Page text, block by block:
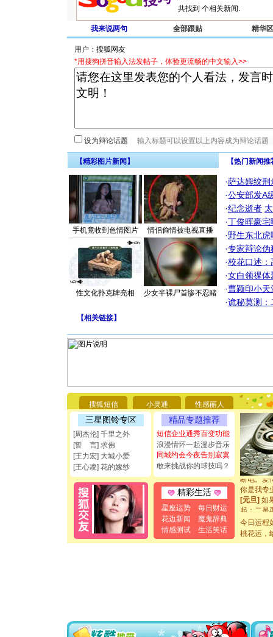
共找到 个相关新闻.
我来说两句 全部跟贴 精华区
用户：
*用搜狗拼音输入法发帖子，体验更流畅的中文输入>>
设为辩论话题
【精彩图片新闻】
手机竟收到色情图片 情侣偷情被电视直播
性文化扑克牌亮相 少女半裸尸首惨不忍睹
【热门新闻
·萨达姆绞刑
·公安部发A
·纪念逝者
·丁俊晖豪
·野生东北
·专家辩论伪
·校花口述：
·女白领祼体
·曹颖印小天
·诡秘莫测：
【相关链接】
搜狐短信 小灵通 性感丽人
三星图铃专区
[周杰伦] 千里之外
[誓 言] 求佛
[王力宏] 大城小爱
[王心凌] 花的嫁纱
精品专题推荐
短信企业通秀百变功能
浪漫情怀一起漫步音乐
同城约会今夜告别寂寞
敢来挑战你的球技吗？
精彩生活
星座运势
每日财运
花边新闻
魔鬼辞典
情感测试
生活笑话
你太多，
要平安
[圣诞节]
能正大光
都要快乐
[圣诞节]
如意,快
[元旦]看
断电。爱
你是我专
[元旦]如
起；二是
[元旦]当
泣，这痛
[圣诞节]
你太多，
今日运程
桃花运，